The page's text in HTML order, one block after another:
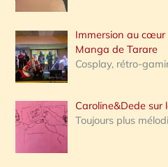
:
Immersion au
Manga de Tarare
Cosplay, rétro-
Caroline&Dede sur
Toujours plus